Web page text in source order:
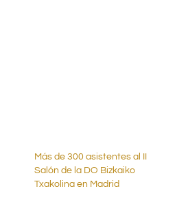
Más de 300 asistentes al II
Salón de la DO Bizkaiko
Txakolina en Madrid